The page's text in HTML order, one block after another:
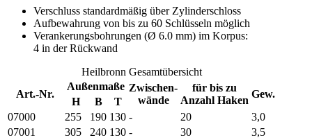
Verschluss standardmäßig über Zylinderschloss
Aufbewahrung von bis zu 60 Schlüsseln möglich
Verankerungsbohrungen (Ø 6.0 mm) im Korpus:
4 in der Rückwand
Heilbronn Gesamtübersicht
Art.-Nr.
Außenmaße Zwischen-
wände
für bis zu
Anzahl Haken
Gew.
H B
T
07000
255 190 130 - 20
3,0
07001
305 240 130 - 30
3,5